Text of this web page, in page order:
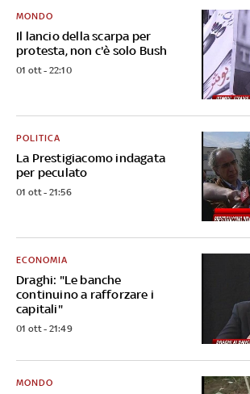
Il lancio della scarpa per
protesta, non c'è solo Bush
MONDO
01 ott - 22:10
La Prestigiacomo indagata
per peculato
POLITICA
01 ott - 21:56
Draghi: "Le banche
continuino a rafforzare i
capitali"
ECONOMIA
01 ott - 21:49
MONDO